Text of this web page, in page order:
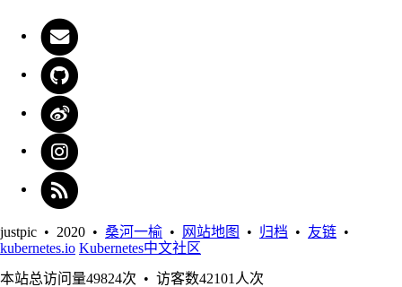
justpic • 2020 • 桑河一榆 • 网站地图 • 归档 • 友链 •
kubernetes.io Kubernetes中文社区
本站总访问量49824次 • 访客数42101 人次